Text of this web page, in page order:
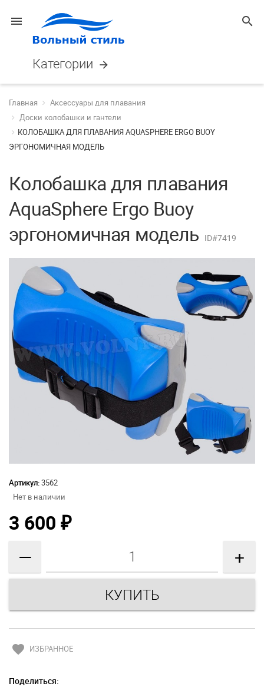
menu search
Категории arrow_forward
Главная
Аксессуары для плавания
Доски колобашки и гантели
КОЛОБАШКА ДЛЯ ПЛАВАНИЯ AQUASPHERE ERGO BUOY
ЭРГОНОМИЧНАЯ МОДЕЛЬ
Колобашка для плавания
AquaSphere Ergo Buoy
эргономичная модель ID#7419
Артикул:3562
Нет в наличии
3 600 ₽
— +
favorite ИЗБРАННОЕ
Поделиться: